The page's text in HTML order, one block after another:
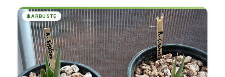
🌲ARBUSTE